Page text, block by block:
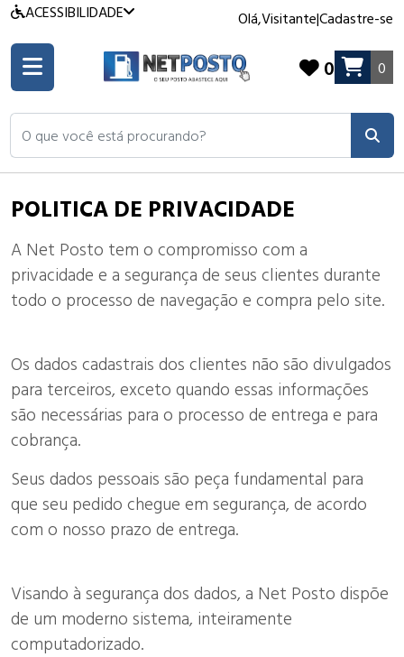
ACESSIBILIDADE Olá,Visitante|Cadastre-se
O que você está procurando?
0 0
POLITICA DE PRIVACIDADE
A Net Posto tem o compromisso com a
privacidade e a segurança de seus clientes durante
todo o processo de navegação e compra pelo site.
Os dados cadastrais dos clientes não são divulgados
para terceiros, exceto quando essas informações
são necessárias para o processo de entrega e para
cobrança.
Seus dados pessoais são peça fundamental para
que seu pedido chegue em segurança, de acordo
com o nosso prazo de entrega.
Visando à segurança dos dados, a Net Posto dispõe
de um moderno sistema, inteiramente
computadorizado.